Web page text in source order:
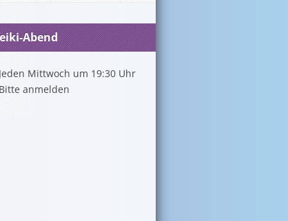
Abend
Jeden Mittwoch um 19:30 Uhr
Bitte anmelden